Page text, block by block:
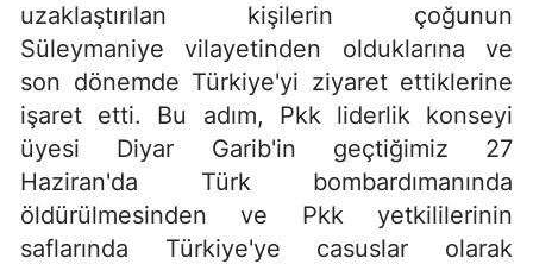
uzaklaştırılan kişilerin çoğunun
Süleymaniye vilayetinden olduklarına ve
son dönemde Türkiye'yi ziyaret ettiklerine
işaret etti. Bu adım, Pkk liderlik konseyi
üyesi Diyar Garib'in geçtiğimiz 27
Haziran'da Türk bombardımanında
öldürülmesinden ve Pkk yetkililerinin
saflarında Türkiye'ye casuslar olarak